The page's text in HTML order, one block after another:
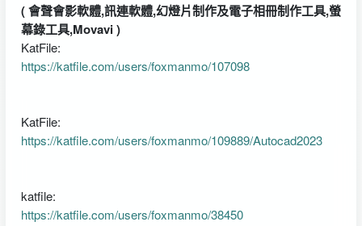
( 會聲會影軟體,訊連軟體,幻燈片制作及電子相冊制作工具,螢
幕錄工具,Movavi )
KatFile:
https://katfile.com/users/foxmanmo/107098
KatFile:
https://katfile.com/users/foxmanmo/109889/Autocad2023
katfile:
https://katfile.com/users/foxmanmo/38450